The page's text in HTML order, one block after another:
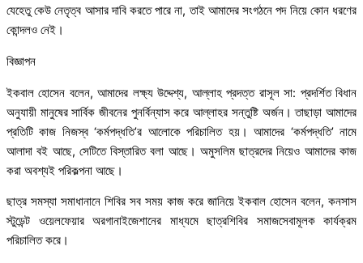
যেহেতু কেউ নেতৃত্ব আসার দাবি করতে পারে না, তাই আমাদের সংগঠনে পদ নিয়ে কোন ধরণের
কোন্দলও নেই।
বিজ্ঞাপন
ইকবাল হোসেন বলেন, আমাদের লক্ষ্য উদ্দেশ্য, আল্লাহ প্রদত্ত রাসূল সা: প্রদর্শিত বিধান
অনুযায়ী মানুষের সার্বিক জীবনের পুনর্বিন্যাস করে আল্লাহর সন্তুষ্টি অর্জন। তাছাড়া আমাদের
প্রতিটি কাজ নিজস্ব ‘কর্মপদ্ধতি’র আলোকে পরিচালিত হয়। আমাদের ‘কর্মপদ্ধতি’ নামে
আলাদা বই আছে, সেটিতে বিস্তারিত বলা আছে। অমুসলিম ছাত্রদের নিয়েও আমাদের কাজ
করা অবশ্যই পরিকল্পনা আছে।
ছাত্র সমস্যা সমাধানানে শিবির সব সময় কাজ করে জানিয়ে ইকবাল হোসেন বলেন, কনসাস
স্টুডেন্ট ওয়েলফেয়ার অরগানাইজেশানের মাধ্যমে ছাত্রশিবির সমাজসেবামূলক কার্যক্রম
পরিচালিত করে।